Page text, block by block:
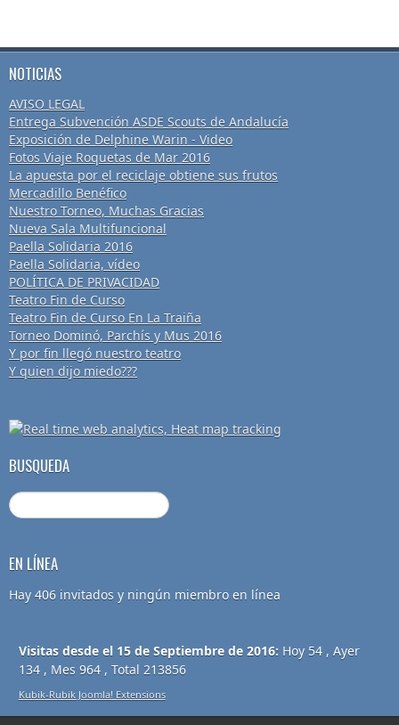
NOTICIAS
AVISO LEGAL
Entrega Subvención ASDE Scouts de Andalucía
Exposición de Delphine Warin - Video
Fotos Viaje Roquetas de Mar 2016
La apuesta por el reciclaje obtiene sus frutos
Mercadillo Benéfico
Nuestro Torneo, Muchas Gracias
Nueva Sala Multifuncional
Paella Solidaria 2016
Paella Solidaria, vídeo
POLÍTICA DE PRIVACIDAD
Teatro Fin de Curso
Teatro Fin de Curso En La Traiña
Torneo Dominó, Parchís y Mus 2016
Y por fin llegó nuestro teatro
Y quien dijo miedo???
BUSQUEDA
EN LÍNEA
Hay 406 invitados y ningún miembro en línea
Visitas desde el 15 de Septiembre de 2016: Hoy 54 , Ayer
134 , Mes 964 , Total 213856
Kubik-Rubik Joomla! Extensions